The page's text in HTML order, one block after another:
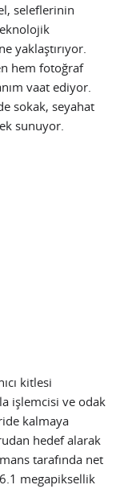
seleflerinin
yaklaştırıyor.
hem fotoğraf
vaat ediyor.
sokak, seyahat
sunuyor.
kitlesi
işlemcisi ve odak
kalmaya
hedef alarak
tarafında net
megapiksellik